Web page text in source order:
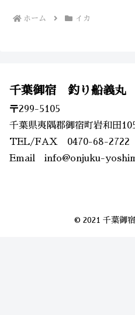
ホーム イカ
千葉御宿 釣り船義丸
〒299-5105
千葉県夷隅郡御宿町岩和田
TEL/FAX 0470-68-2722
Email info@onjuku-
© 2021 千葉御